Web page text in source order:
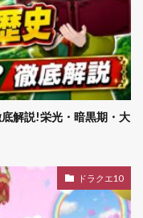
解説!栄光・暗黒期・大
ドラクエ10